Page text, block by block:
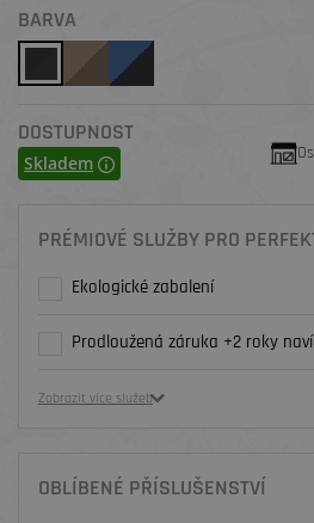
BARVA
DOSTUPNOST
Skladem
PRÉMIOVÉ SLUŽBY PRO
Ekologické zabalení
Prodloužená záruka +2 roky
Zobrazit více služeb
OBLÍBENÉ PŘÍSLUŠENSTVÍ